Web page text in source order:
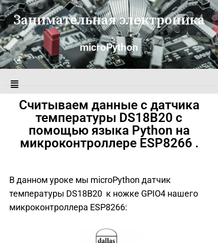
Занимательная электроника
microPython
Считываем данные с датчика
температуры DS18B20 с
помощью языка Python на
микроконтроллере ESP8266 .
В данном уроке мы microPython датчик
температуры DS18B20 к ножке GPIO4 нашего
микроконтроллера ESP8266: